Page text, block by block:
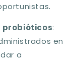
probióticos:
en
a